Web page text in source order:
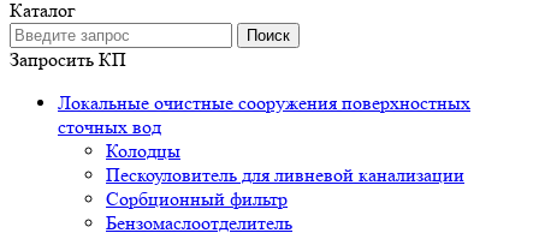
Каталог
Поиск
Запросить КП
Локальные очистные сооружения поверхностных
сточных вод
Колодцы
Пескоуловитель для ливневой канализации
Сорбционный фильтр
Бензомаслоотделитель